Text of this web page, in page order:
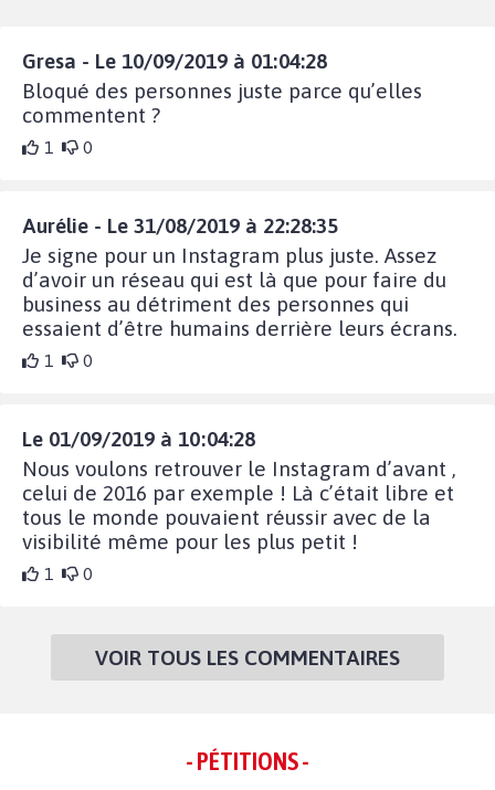
Gresa - Le 10/09/2019 à 01:04:28
Bloqué des personnes juste parce qu’elles
commentent ?
1 0
Aurélie - Le 31/08/2019 à 22:28:35
Je signe pour un Instagram plus juste. Assez
d’avoir un réseau qui est là que pour faire du
business au détriment des personnes qui
essaient d’être humains derrière leurs écrans.
1 0
Le 01/09/2019 à 10:04:28
Nous voulons retrouver le Instagram d’avant ,
celui de 2016 par exemple ! Là c’était libre et
tous le monde pouvaient réussir avec de la
visibilité même pour les plus petit !
1 0
VOIR TOUS LES COMMENTAIRES
- PÉTITIONS -